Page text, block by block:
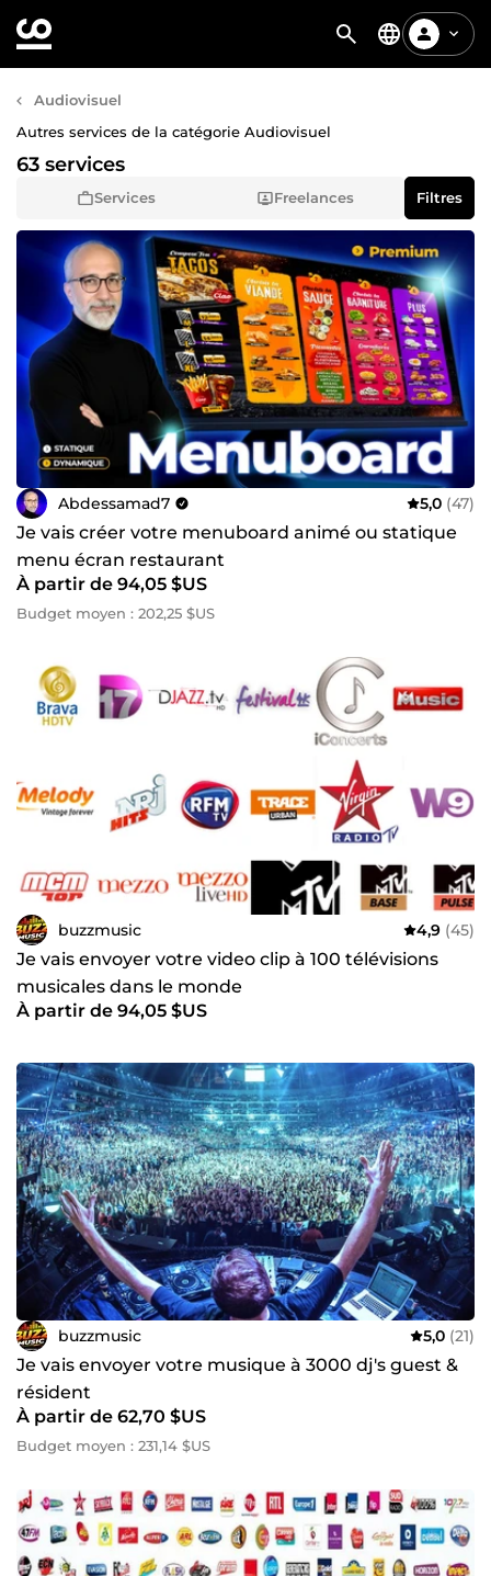
Audiovisuel
Autres services de la catégorie Audiovisuel
Services Freelances
63 services
Filtres
Abdessamad7 5,0 (47)
Je vais créer votre menuboard animé ou statique
menu écran restaurant
À partir de 94,05 $US
Budget moyen : 202,25 $US
buzzmusic 4,9 (45)
Je vais envoyer votre video clip à 100 télévisions
musicales dans le monde
À partir de 94,05 $US
buzzmusic 5,0 (21)
Je vais envoyer votre musique à 3000 dj's guest &
résident
À partir de 62,70 $US
Budget moyen : 231,14 $US